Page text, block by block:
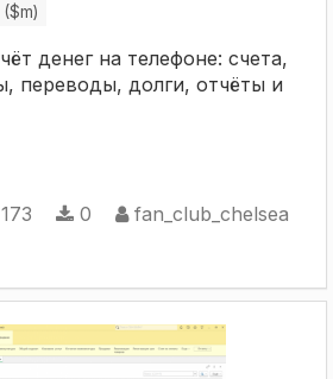
денег на телефоне: счета,
переводы, долги, отчёты и
173 0
fan_club_chelsea